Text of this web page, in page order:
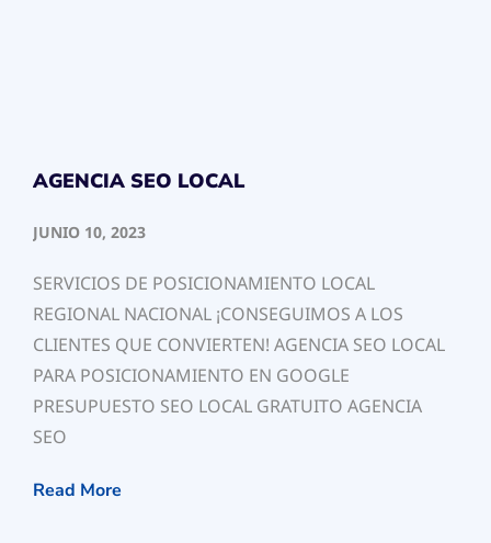
AGENCIA SEO LOCAL
JUNIO 10, 2023
SERVICIOS DE POSICIONAMIENTO LOCAL
REGIONAL NACIONAL ¡CONSEGUIMOS A LOS
CLIENTES QUE CONVIERTEN! AGENCIA SEO LOCAL
PARA POSICIONAMIENTO EN GOOGLE
PRESUPUESTO SEO LOCAL GRATUITO AGENCIA
SEO
Read More